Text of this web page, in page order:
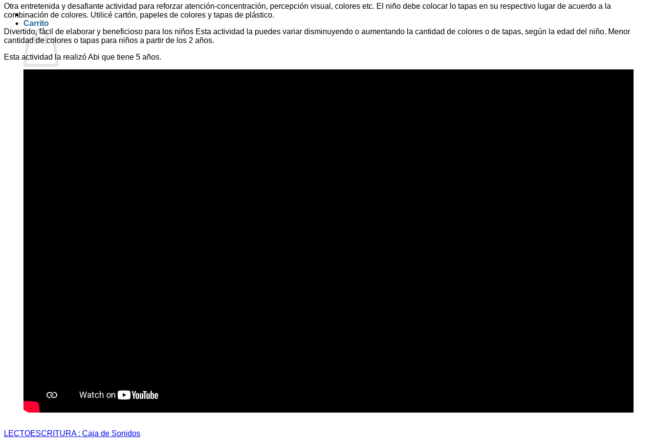
Carrito
Otra entretenida y desafiante actividad para reforzar atención-concentración, percepción visual, colores etc. El niño debe colocar lo tapas en su respectivo lugar de acuerdo a la
combinación de colores. Utilicé cartón, papeles de colores y tapas de plástico.
Divertido, fácil de elaborar y beneficioso para los niños Esta actividad la puedes variar disminuyendo o aumentando la cantidad de colores o de tapas, según la edad del niño. Menor
cantidad de colores o tapas para niños a partir de los 2 años.
Esta actividad la realizó Abi que tiene 5 años.
LECTOESCRITURA : Caja de Sonidos